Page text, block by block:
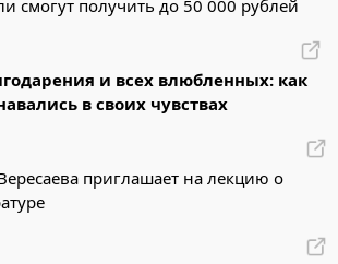
смогут получить до 50 000 рублей
и всех влюбленных: как
в своих чувствах
приглашает на лекцию о